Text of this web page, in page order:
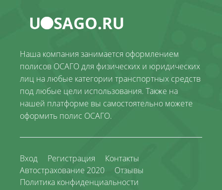
Наша компания занимается оформлением
полисов ОСАГО для физических и юридических
лиц на любые категории транспортных средств
под любые цели использования. Также на
нашей платформе вы самостоятельно можете
оформить полис ОСАГО.
Вход Регистрация
Контакты
Автострахование 2020
Отзывы
Политика конфиденциальности